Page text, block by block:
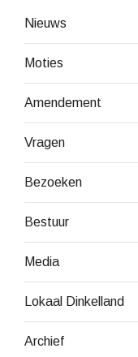
Nieuws
Moties
Amendement
Vragen
Bezoeken
Bestuur
Media
Lokaal Dinkelland
Archief